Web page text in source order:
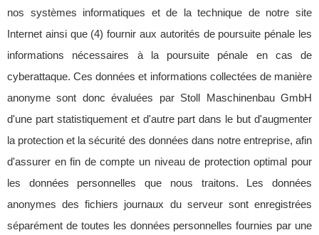
nos systèmes informatiques et de la technique de notre site
Internet ainsi que (4) fournir aux autorités de poursuite pénale les
informations nécessaires à la poursuite pénale en cas de
cyberattaque. Ces données et informations collectées de manière
anonyme sont donc évaluées par Stoll Maschinenbau GmbH
d'une part statistiquement et d'autre part dans le but d'augmenter
la protection et la sécurité des données dans notre entreprise, afin
d'assurer en fin de compte un niveau de protection optimal pour
les données personnelles que nous traitons. Les données
anonymes des fichiers journaux du serveur sont enregistrées
séparément de toutes les données personnelles fournies par une